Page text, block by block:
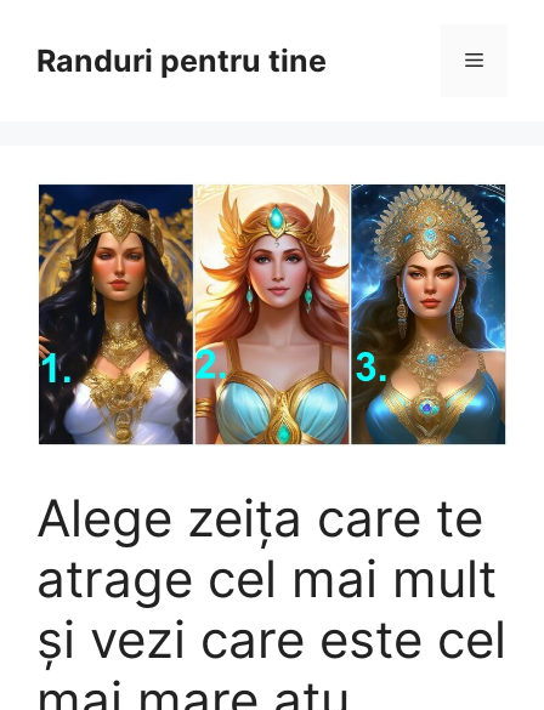
conținutRanduri pentru tine Meniu
Alege zeița care te
atrage cel mai mult
și vezi care este cel